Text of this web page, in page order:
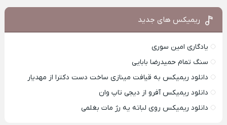
ریمیکس های جدید
یادگاری امین سوری
سنگ تمام حمیدرضا بابایی
دانلود ریمیکس به قیافت مینازی ساخت دست دکترا از مهدیار
دانلود ریمیکس آفرو از ديجی تاپ وان
دانلود ریمیکس روی لباته یه رژ مات بغلمی